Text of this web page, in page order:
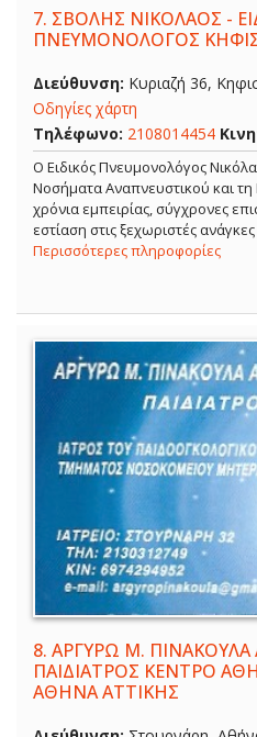
7. ΣΒΟΛΗΣ ΝΙΚΟΛΑΟΣ -
ΠΝΕΥΜΟΝΟΛΟΓΟΣ
Διεύθυνση: Κυριαζή 36,
Οδηγίες χάρτη
Τηλέφωνο: 2108014454
O Ειδικός Πνευμονολόγος
Νοσήματα Αναπνευστικού και
χρόνια εμπειρίας, σύγχρονες
εστίαση στις ξεχωριστές
Περισσότερες πληροφορίες
8. ΑΡΓΥΡΩ Μ.
ΠΑΙΔΙΑΤΡΟΣ ΚΕΝΤΡΟ
ΑΘΗΝΑ ΑΤΤΙΚΗΣ